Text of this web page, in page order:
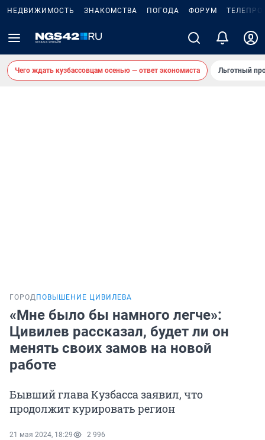
НЕДВИЖИМОСТЬ ЗНАКОМСТВА ПОГОДА ФОРУМ
Чего ждать кузбассовцам осенью — ответ экономиста Льготный
ГОРОД ПОВЫШЕНИЕ ЦИВИЛЕВА
«Мне было бы намного легче»:
Цивилев рассказал, будет ли он
менять своих замов на новой
работе
Бывший глава Кузбасса заявил, что
продолжит курировать регион
21 мая 2024, 18:29 2 996